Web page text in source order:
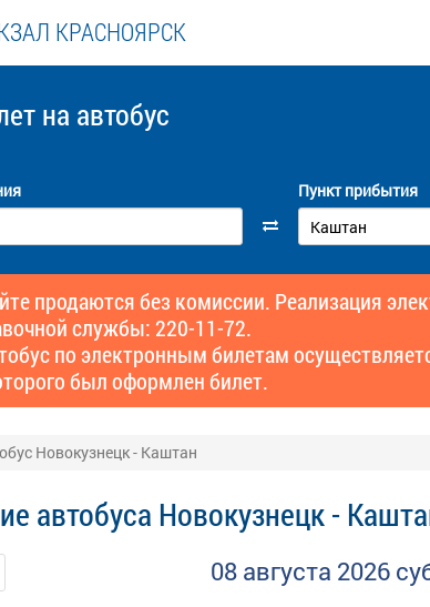
КРАСНОЯРСК
на автобус
Пункт прибытия
продаются без комиссии. Реализация
службы: 220-11-72.
по электронным билетам
был оформлен билет.
Новокузнецк - Каштан
автобуса Новокузнецк -
08 августа 2026